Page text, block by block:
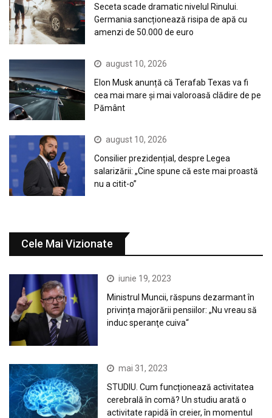
Seceta scade dramatic nivelul Rinului.
Germania sancționează risipa de apă cu
amenzi de 50.000 de euro
august 10, 2026
Elon Musk anunță că Terafab Texas va fi
cea mai mare și mai valoroasă clădire de pe
Pământ
august 10, 2026
Consilier prezidențial, despre Legea
salarizării: „Cine spune că este mai proastă
nu a citit-o”
Cele Mai Vizionate
iunie 19, 2023
Ministrul Muncii, răspuns dezarmant în
privința majorării pensiilor: „Nu vreau să
induc speranţe cuiva“
mai 31, 2023
STUDIU. Cum funcționează activitatea
cerebrală în comă? Un studiu arată o
activitate rapidă în creier, în momentul